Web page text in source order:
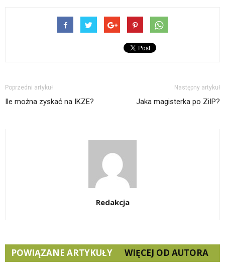
Poprzedni artykuł
Ile można zyskać na IKZE?
Następny artykuł
Jaka magisterka po ZiIP?
Redakcja
POWIĄZANE ARTYKUŁY WIĘCEJ OD AUTORA